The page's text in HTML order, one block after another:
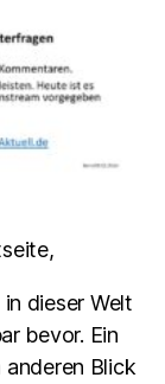
dieser Welt
bevor. Ein
anderen Blick